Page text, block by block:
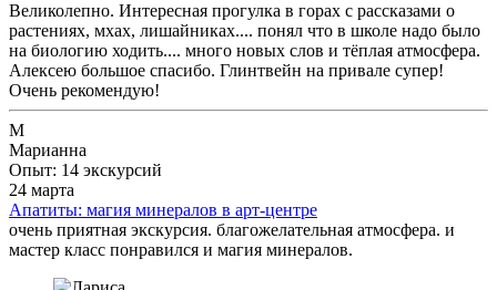
Великолепно. Интересная прогулка в горах с рассказами о
растениях, мхах, лишайниках.... понял что в школе надо было
на биологию ходить.... много новых слов и тёплая атмосфера.
Алексею большое спасибо. Глинтвейн на привале супер!
Очень рекомендую!
М
Марианна
Опыт: 14 экскурсий
24 марта
Апатиты: магия минералов в арт-центре
очень приятная экскурсия. благожелательная атмосфера. и
мастер класс понравился и магия минералов.